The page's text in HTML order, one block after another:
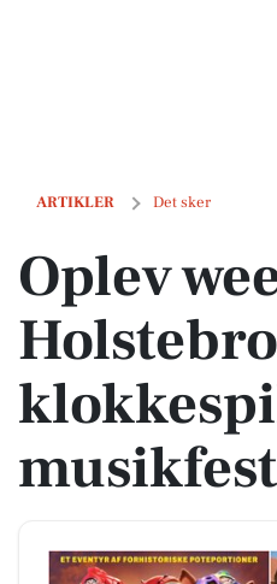
ARTIKLER Det sker
Oplev weekenden i
Oplev